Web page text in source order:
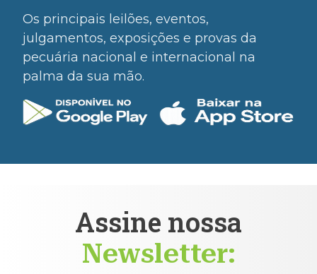
Os principais leilões, eventos,
julgamentos, exposições e provas da
pecuária nacional e internacional na
palma da sua mão.
Assine nossa
Newsletter: